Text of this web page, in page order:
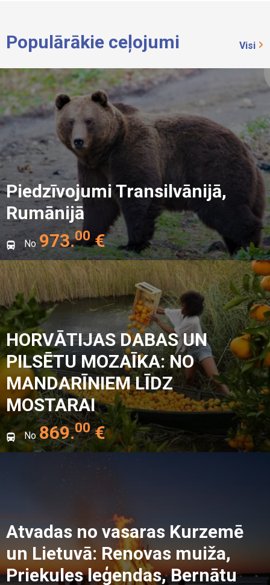
Populārākie ceļojumi Visi
Piedzīvojumi Transilvānijā,
Rumānijā
No 973.00€
HORVĀTIJAS DABAS UN
PILSĒTU MOZAĪKA: NO
MANDARĪNIEM LĪDZ
MOSTARAI
No 869.00€
Atvadas no vasaras Kurzemē
un Lietuvā: Renovas muiža,
Priekules leģendas, Bernātu